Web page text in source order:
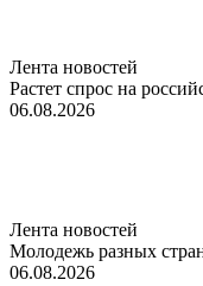
Лента новостей
Растет спрос на
06.08.2026
Лента новостей
Молодежь разных
06.08.2026